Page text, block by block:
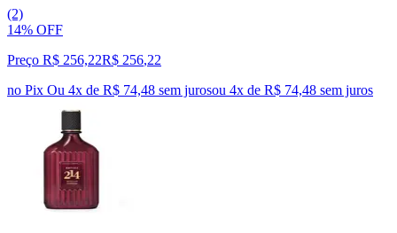
(2)
14% OFF
Preço R$ 256,22R$ 256,22
no Pix Ou 4x de R$ 74,48 sem jurosou 4x de R$ 74,48 sem juros